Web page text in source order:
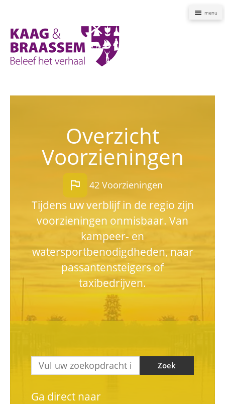
Overzicht
Voorzieningen
flag 42 Voorzieningen
Tijdens uw verblijf in de regio zijn
voorzieningen onmisbaar. Van
kampeer- en
watersportbenodigdheden, naar
passantensteigers of
taxibedrijven.
Zoek
Ga direct naar